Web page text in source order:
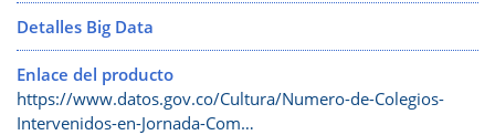
Detalles Big Data
Enlace del producto
https://www.datos.gov.co/Cultura/Numero-de-Colegios-
Intervenidos-en-Jornada-Com…